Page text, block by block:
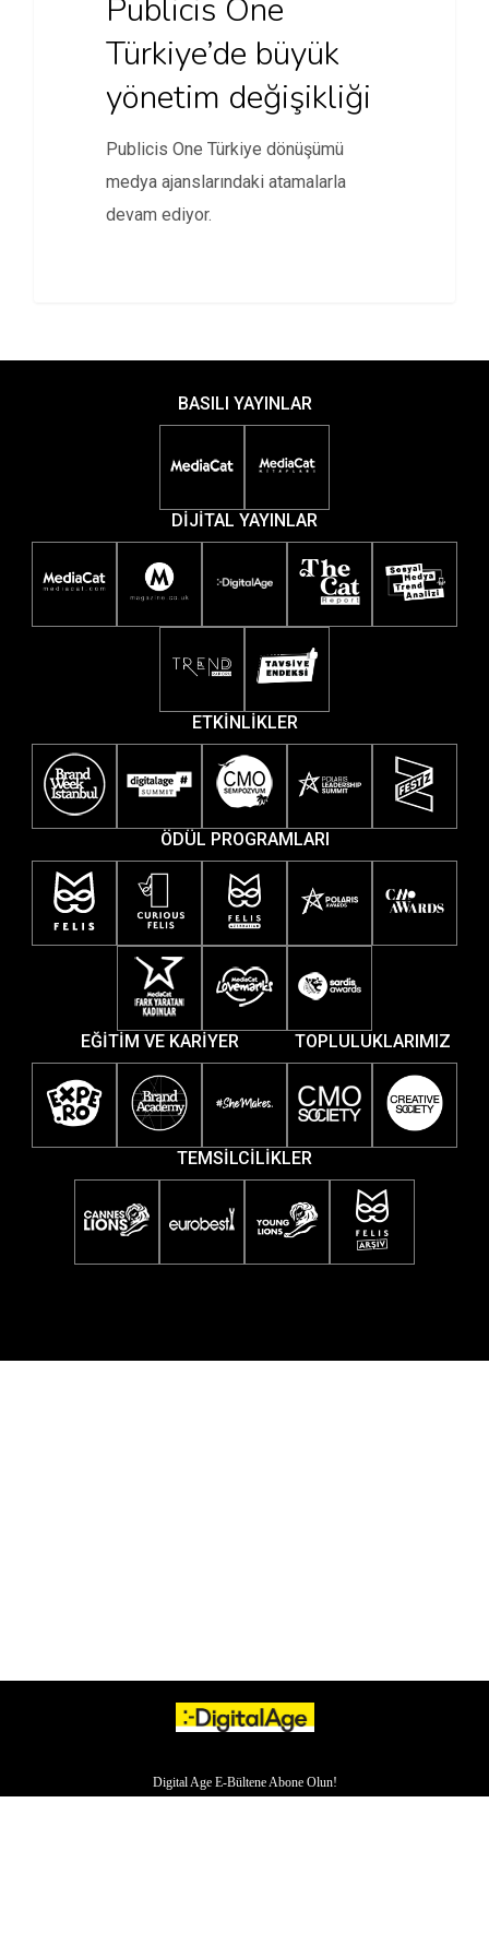
Publicis One
Türkiye’de büyük
yönetim değişikliği
Publicis One Türkiye dönüşümü
medya ajanslarındaki atamalarla
devam ediyor.
BASILI YAYINLAR
DİJİTAL YAYINLAR
ETKİNLİKLER
ÖDÜL PROGRAMLARI
EĞİTİM VE KARİYER TOPLULUKLARIMIZ
TEMSİLCİLİKLER
Digital Age E-Bültene Abone Olun!